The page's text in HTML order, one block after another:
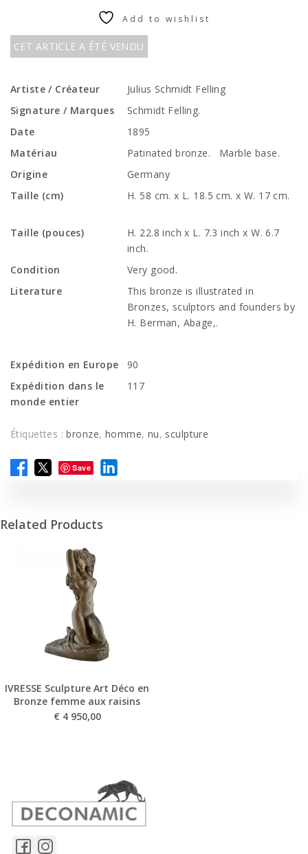
CET ARTICLE A ÉTÉ VENDU
Add to wishlist
Artiste / Créateur
Julius Schmidt Felling
Signature / Marques
Schmidt Felling.
Date
1895
Matériau
Patinated bronze. Marble base.
Origine
Germany
Taille (cm)
H. 58 cm. x L. 18.5 cm. x W. 17 cm.
Taille (pouces)
H. 22.8 inch x L. 7.3 inch x W. 6.7
inch.
Condition
Very good.
Literature
This bronze is illustrated in
Bronzes, sculptors and founders by
H. Berman, Abage,.
Expédition en Europe
90
Expédition dans le
monde entier
117
Étiquettes :bronze, homme, nu, sculpture
Save
Related Products
IVRESSE Sculpture Art Déco en
Bronze femme aux raisins
€ 4 950,00